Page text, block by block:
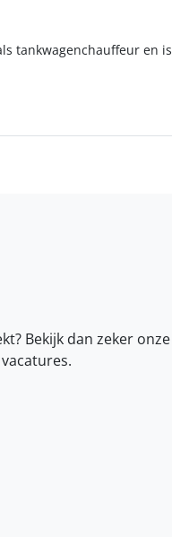
tankwagenchauffeur en is
Bekijk dan zeker onze